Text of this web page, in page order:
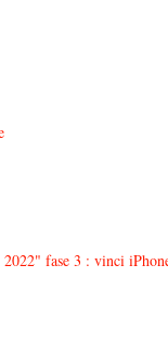
fase 3 : vinci